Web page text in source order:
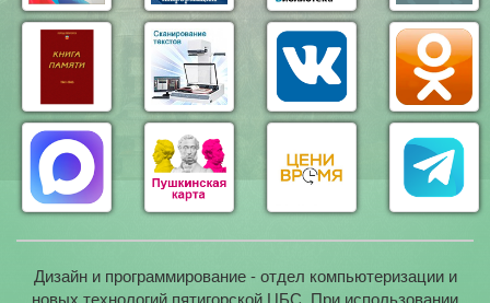
Дизайн и программирование - отдел компьютеризации и